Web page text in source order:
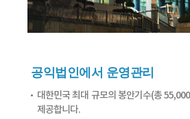
공익법인에서 운영관리
대한민국 최대 규모의 봉안기수(총
제공합니다.